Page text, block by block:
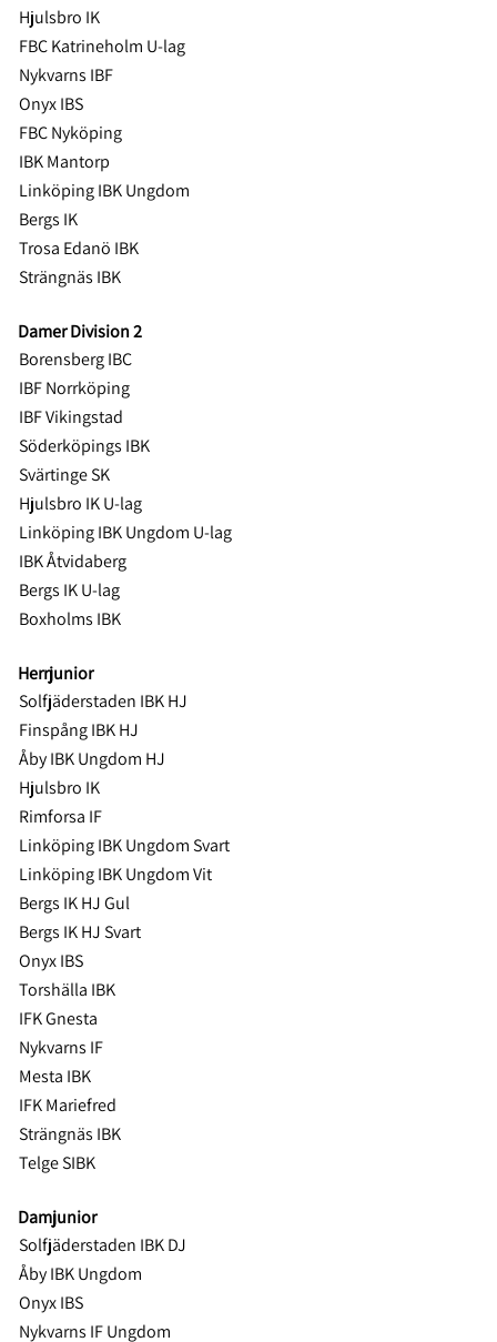
Hjulsbro IK
FBC Katrineholm U-lag
Nykvarns IBF
Onyx IBS
FBC Nyköping
IBK Mantorp
Linköping IBK Ungdom
Bergs IK
Trosa Edanö IBK
Strängnäs IBK
Damer Division 2
Borensberg IBC
IBF Norrköping
IBF Vikingstad
Söderköpings IBK
Svärtinge SK
Hjulsbro IK U-lag
Linköping IBK Ungdom U-lag
IBK Åtvidaberg
Bergs IK U-lag
Boxholms IBK
Herrjunior
Solfjäderstaden IBK HJ
Finspång IBK HJ
Åby IBK Ungdom HJ
Hjulsbro IK
Rimforsa IF
Linköping IBK Ungdom Svart
Linköping IBK Ungdom Vit
Bergs IK HJ Gul
Bergs IK HJ Svart
Onyx IBS
Torshälla IBK
IFK Gnesta
Nykvarns IF
Mesta IBK
IFK Mariefred
Strängnäs IBK
Telge SIBK
Damjunior
Solfjäderstaden IBK DJ
Åby IBK Ungdom
Onyx IBS
Nykvarns IF Ungdom